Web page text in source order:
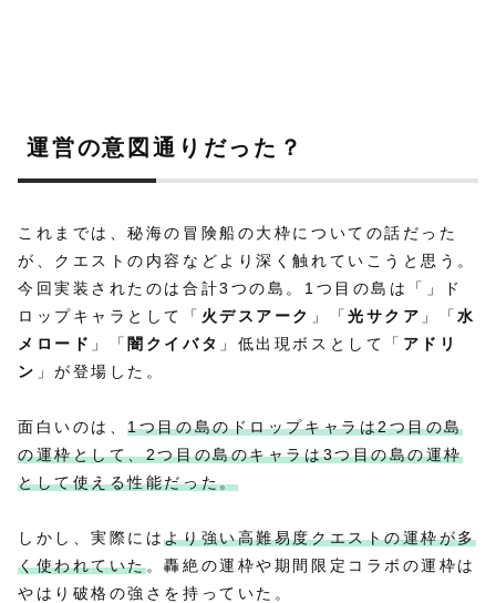
運営の意図通りだった？
これまでは、秘海の冒険船の大枠についての話だった
が、クエストの内容などより深く触れていこうと思う。
今回実装されたのは合計3つの島。1つ目の島は「」ド
ロップキャラとして「 火デスアーク 」「光サクア 」「水
メロード 」「闇クイバタ 」低出現ボスとして「 アドリ
ン 」が登場した。
面白いのは、1つ目の島のドロップキャラは2つ目の島
の運枠として、2つ目の島のキャラは3つ目の島の運枠
として使える性能だった。
しかし、実際にはより強い高難易度クエストの運枠が多
く使われていた。轟絶の運枠や期間限定コラボの運枠は
やはり破格の強さを持っていた。